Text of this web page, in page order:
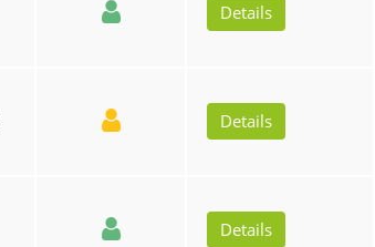
Details
Details
Details